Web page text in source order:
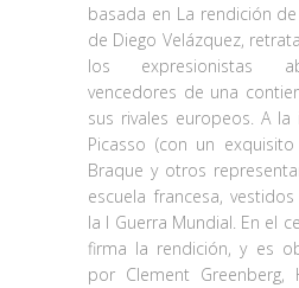
basada en La rendición
de Diego Velázquez,
los expresionistas
vencedores de una
sus rivales europeos. A
Picasso (con un
Braque y otros
escuela francesa,
la I Guerra Mundial. En el
firma la rendición, y es
por Clement Greenberg,